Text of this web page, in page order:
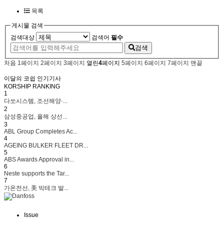
목록
게시물 검색
검색대상
검색어 필수
검색
처음 1 페이지 2페이지 3페이지 열린4페이지 5페이지 6페이지 7페이지 맨끝
이달의 코쉽 인기기사
KORSHIP RANKING
1
다쏘시스템, 조선해양·...
2
삼성중공업, 올해 상선...
3
ABL Group Completes Ac...
4
AGEING BULKER FLEET DR...
5
ABS Awards Approval in...
6
Neste supports the Tar...
7
가온전선, 美 빅테크 발...
Issue